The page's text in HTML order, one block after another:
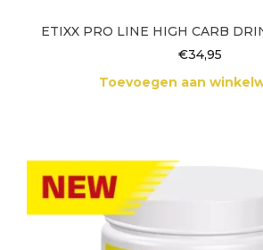
ETIXX PRO LINE HIGH CARB
€34,95
Toevoegen aan